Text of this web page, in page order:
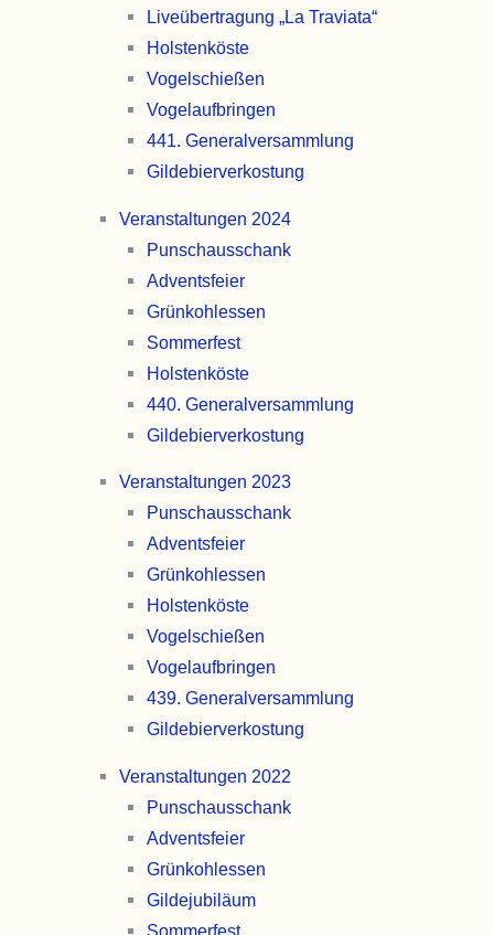
Liveübertragung „La Traviata“
Holsten­köste
Vogel­schießen
Vogel­aufbringen
441. General­versammlung
Gildebier­verkostung
Veranstaltungen 2024
Punschaus­schank
Advents­feier
Grünkohl­essen
Sommer­fest
Holsten­köste
440. General­versammlung
Gildebier­verkostung
Veranstaltungen 2023
Punschaus­schank
Advents­feier
Grünkohl­essen
Holsten­köste
Vogel­schießen
Vogel­aufbringen
439. General­versammlung
Gildebier­verkostung
Veranstaltungen 2022
Punschaus­schank
Advents­feier
Grünkohl­essen
Gilde­jubiläum
Sommer­fest